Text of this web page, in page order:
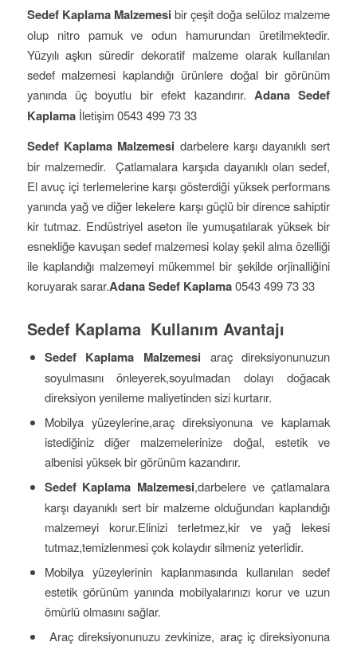
Sedef Kaplama Malzemesi bir çeşit doğa selüloz malzeme
olup nitro pamuk ve odun hamurundan üretilmektedir.
Yüzyılı aşkın süredir dekoratif malzeme olarak kullanılan
sedef malzemesi kaplandığı ürünlere doğal bir görünüm
yanında üç boyutlu bir efekt kazandırır. Adana Sedef
Kaplamaİletişim 0543 499 73 33
Sedef Kaplama Malzemesi darbelere karşı dayanıklı sert
bir malzemedir. Çatlamalara karşıda dayanıklı olan sedef,
El avuç içi terlemelerine karşı gösterdiği yüksek performans
yanında yağ ve diğer lekelere karşı güçlü bir dirence sahiptir
kir tutmaz. Endüstriyel aseton ile yumuşatılarak yüksek bir
esnekliğe kavuşan sedef malzemesi kolay şekil alma özelliği
ile kaplandığı malzemeyi mükemmel bir şekilde orjinalliğini
koruyarak sarar.Adana Sedef Kaplama0543 499 73 33
Sedef Kaplama Kullanım Avantajı
Sedef Kaplama Malzemesi araç direksiyonunuzun
soyulmasını önleyerek,soyulmadan dolayı doğacak
direksiyon yenileme maliyetinden sizi kurtarır.
Mobilya yüzeylerine,araç direksiyonuna ve kaplamak
istediğiniz diğer malzemelerinize doğal, estetik ve
albenisi yüksek bir görünüm kazandırır.
Sedef Kaplama Malzemesi,darbelere ve çatlamalara
karşı dayanıklı sert bir malzeme olduğundan kaplandığı
malzemeyi korur.Elinizi terletmez,kir ve yağ lekesi
tutmaz,temizlenmesi çok kolaydır silmeniz yeterlidir.
Mobilya yüzeylerinin kaplanmasında kullanılan sedef
estetik görünüm yanında mobilyalarınızı korur ve uzun
ömürlü olmasını sağlar.
Araç direksiyonunuzu zevkinize, araç iç direksiyonuna